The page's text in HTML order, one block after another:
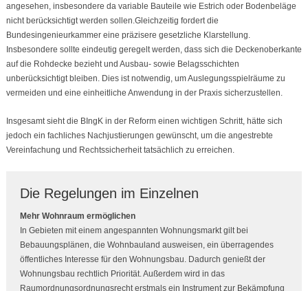
angesehen, insbesondere da variable Bauteile wie Estrich oder Bodenbeläge
nicht berücksichtigt werden sollen.Gleichzeitig fordert die
Bundesingenieurkammer eine präzisere gesetzliche Klarstellung.
Insbesondere sollte eindeutig geregelt werden, dass sich die Deckenoberkante
auf die Rohdecke bezieht und Ausbau- sowie Belagsschichten
unberücksichtigt bleiben. Dies ist notwendig, um Auslegungsspielräume zu
vermeiden und eine einheitliche Anwendung in der Praxis sicherzustellen.
Insgesamt sieht die BIngK in der Reform einen wichtigen Schritt, hätte sich
jedoch ein fachliches Nachjustierungen gewünscht, um die angestrebte
Vereinfachung und Rechtssicherheit tatsächlich zu erreichen.
Die Regelungen im Einzelnen
Mehr Wohnraum ermöglichen
In Gebieten mit einem angespannten Wohnungsmarkt gilt bei
Bebauungsplänen, die Wohnbauland ausweisen, ein überragendes
öffentliches Interesse für den Wohnungsbau. Dadurch genießt der
Wohnungsbau rechtlich Priorität. Außerdem wird in das
Raumordnungsordnungsrecht erstmals ein Instrument zur Bekämpfung